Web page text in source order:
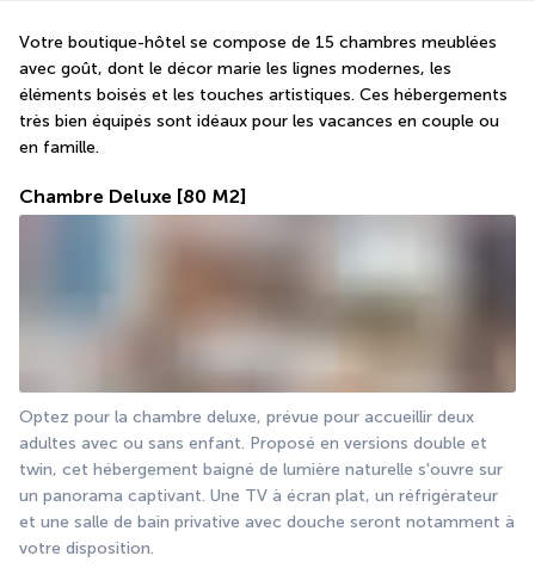
Votre boutique-hôtel se compose de 15 chambres meublées
avec goût, dont le décor marie les lignes modernes, les
éléments boisés et les touches artistiques. Ces hébergements
très bien équipés sont idéaux pour les vacances en couple ou
en famille.
Chambre Deluxe [80 M2]
Optez pour la chambre deluxe, prévue pour accueillir deux
adultes avec ou sans enfant. Proposé en versions double et
twin, cet hébergement baigné de lumière naturelle s'ouvre sur
un panorama captivant. Une TV à écran plat, un réfrigérateur
et une salle de bain privative avec douche seront notamment à
votre disposition.